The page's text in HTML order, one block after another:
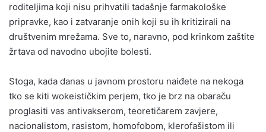
roditeljima koji nisu prihvatili tadašnje farmakološke
pripravke, kao i zatvaranje onih koji su ih kritizirali na
društvenim mrežama. Sve to, naravno, pod krinkom zaštite
žrtava od navodno ubojite bolesti.
Stoga, kada danas u javnom prostoru naiđete na nekoga
tko se kiti wokeističkim perjem, tko je brz na obaraču
proglasiti vas antivakserom, teoretičarem zavjere,
nacionalistom, rasistom, homofobom, klerofašistom ili